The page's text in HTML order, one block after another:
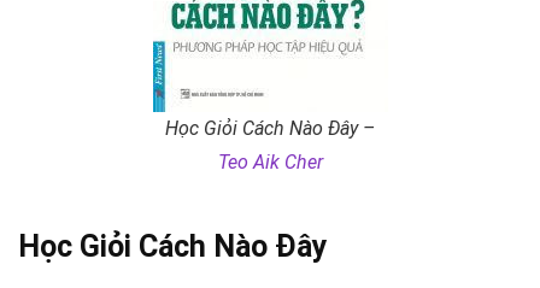
Học Giỏi Cách Nào Đây –
Teo Aik Cher
Học Giỏi Cách Nào Đây